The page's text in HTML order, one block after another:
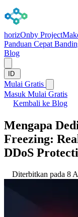
horizOnby
Panduan Cepat
Blog
ID
Mulai Gratis
Masuk Mulai Gratis
Kembali ke Blog
Mengapa
Freezing:
DDoS
Diterbitkan pada 8